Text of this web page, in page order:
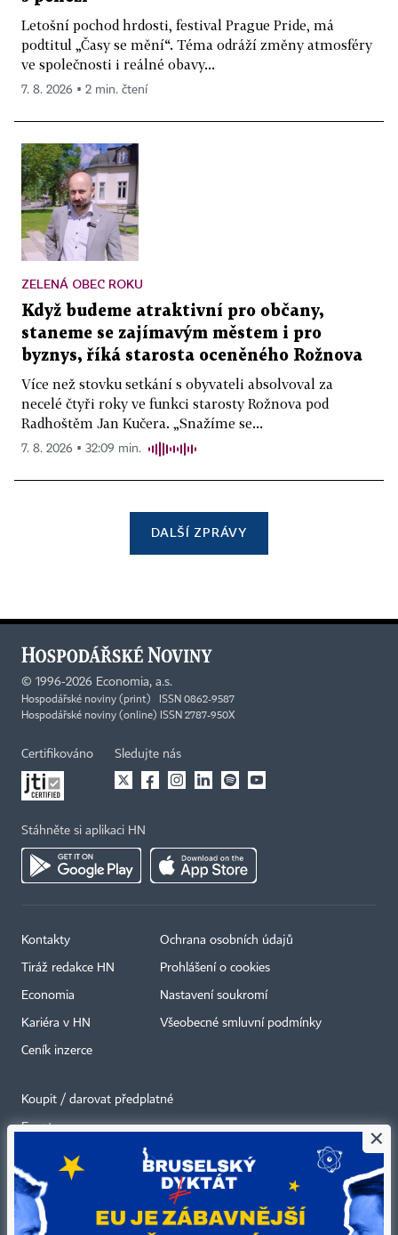
Letošní pochod hrdosti, festival Prague Pride, má
podtitul „Časy se mění“. Téma odráží změny atmosféry
ve společnosti i reálné obavy...
7. 8. 2026 ▪ 2 min. čtení
ZELENÁ OBEC ROKU
Když budeme atraktivní pro občany,
staneme se zajímavým městem i pro
byznys, říká starosta oceněného Rožnova
Více než stovku setkání s obyvateli absolvoval za
necelé čtyři roky ve funkci starosty Rožnova pod
Radhoštěm Jan Kučera. „Snažíme se...
7. 8. 2026 ▪ 32:09 min.
DALŠÍ ZPRÁVY
© 1996-2026 Economia, a.s.
Hospodářské noviny (print) ISSN 0862-9587
Hospodářské noviny (online) ISSN 2787-950X
Certifikováno Sledujte nás
Stáhněte si aplikaci HN
Kontakty
Tiráž redakce HN
Economia
Kariéra v HN
Ceník inzerce
Ochrana osobních údajů
Prohlášení o cookies
Nastavení soukromí
Všeobecné smluvní podmínky
Koupit / darovat předplatné
Eventy
Newslettery
RSS kanály
×